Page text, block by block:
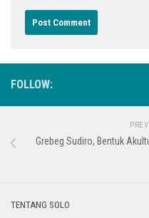
FOLLOW:
Grebeg Sudiro, Bentuk
TENTANG SOLO